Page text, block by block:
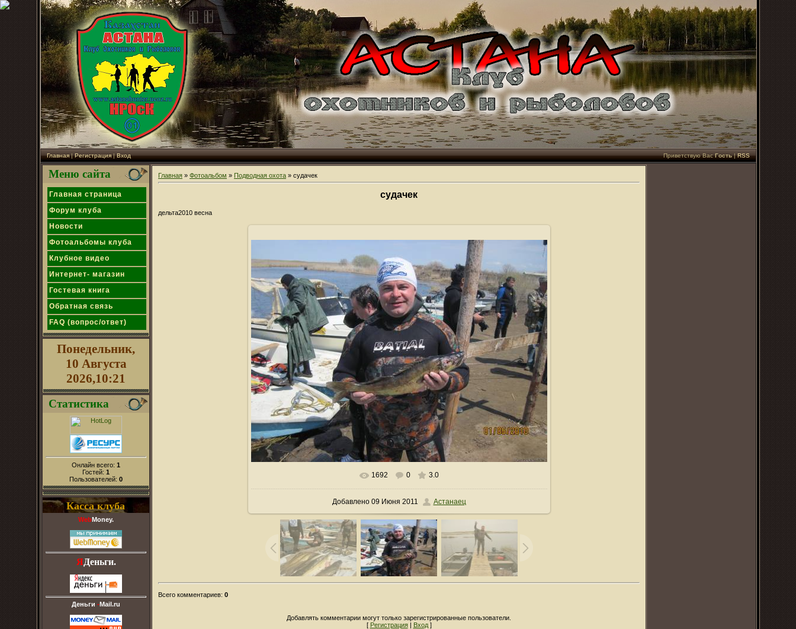
Главная|Регистрация|Вход Приветствую Вас Гость|RSS
Меню сайта
Главная страница
Форум клуба
Новости
Фотоальбомы клуба
Клубное видео
Интернет- магазин
Гостевая книга
Обратная связь
FAQ (вопрос/ответ)
Понедельник,
10 Августа
2026,10:21
Статистика
Онлайн всего: 1
Гостей: 1
Пользователей: 0
Касса клуба
WebMoney.
ЯДеньги.
Деньги -Mail.ru
Главная » Фотоальбом » Подводная охота » судачек
судачек
дельта2010 весна
В реальном размере 1600x1200
1692 0 3.0
Добавлено09 Июня 2011 Астанаец
Всего комментариев: 0
Добавлять комментарии могут только зарегистрированные пользователи.
[ Регистрация| Вход]